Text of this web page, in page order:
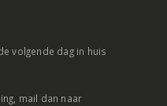
volgende dag in huis
mail dan naar